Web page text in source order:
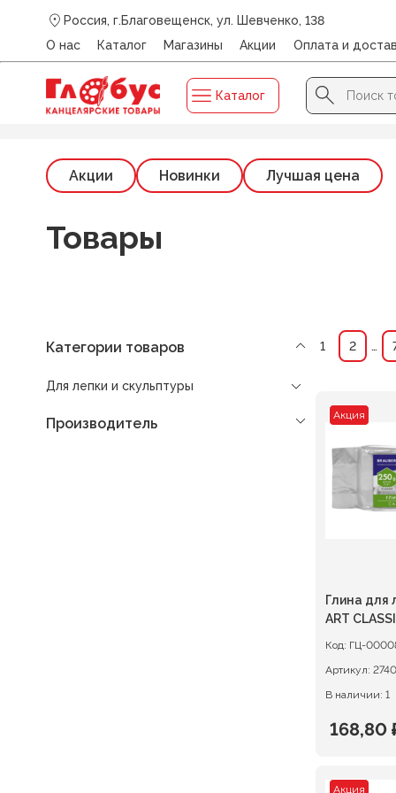
Россия, г.Благовещенск, ул. Шевченко, 138
О нас
Каталог Магазины Акции Оплата и
Каталог
Search
for:
Search Button
Главная /Каталог/ ДЛЯ ЛЕПКИ И СКУЛЬПТУРЫ
Акции Новинки Лучшая цена
Товары
Категории товаров
Для лепки и скульптуры
Производитель
1 2 …
Акция
Глина для
ART
Код: ГЦ-
Артикул:
В наличии: 1
168,80
Текущая
Акция